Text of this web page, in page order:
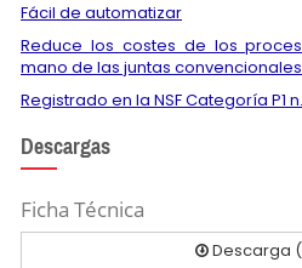
Fácil de automatizar
Reduce los costes de los
mano de las juntas convencionales
Registrado en la NSF Categoría P1
Descargas
Ficha Técnica
Descarga